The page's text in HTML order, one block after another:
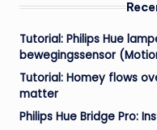
Tutorial: Philips Hue
bewegingssensor
Tutorial: Homey flows
matter
Philips Hue Bridge Pro: